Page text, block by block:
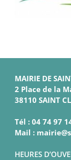
MAIRIE DE
2 Place de la
38110 SAINT
Tél : 04 74 97
Mail :
HEURES